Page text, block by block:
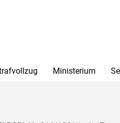
Ministerium